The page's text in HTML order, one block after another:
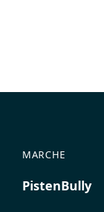
MARCHE
PistenBully